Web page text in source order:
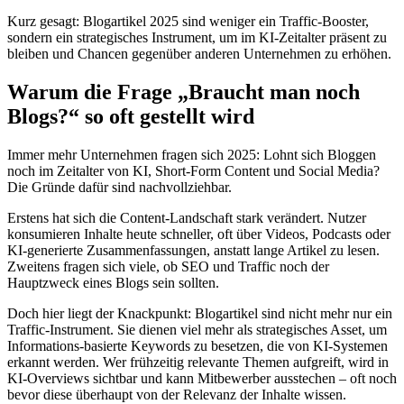
Kurz gesagt: Blogartikel 2025 sind weniger ein Traffic-Booster,
sondern ein strategisches Instrument, um im KI-Zeitalter präsent zu
bleiben und Chancen gegenüber anderen Unternehmen zu erhöhen.
Warum die Frage „Braucht man noch
Blogs?“ so oft gestellt wird
Immer mehr Unternehmen fragen sich 2025: Lohnt sich Bloggen
noch im Zeitalter von KI, Short-Form Content und Social Media?
Die Gründe dafür sind nachvollziehbar.
Erstens hat sich die Content-Landschaft stark verändert. Nutzer
konsumieren Inhalte heute schneller, oft über Videos, Podcasts oder
KI-generierte Zusammenfassungen, anstatt lange Artikel zu lesen.
Zweitens fragen sich viele, ob SEO und Traffic noch der
Hauptzweck eines Blogs sein sollten.
Doch hier liegt der Knackpunkt: Blogartikel sind nicht mehr nur ein
Traffic-Instrument. Sie dienen viel mehr als strategisches Asset, um
Informations-basierte Keywords zu besetzen, die von KI-Systemen
erkannt werden. Wer frühzeitig relevante Themen aufgreift, wird in
KI-Overviews sichtbar und kann Mitbewerber ausstechen – oft noch
bevor diese überhaupt von der Relevanz der Inhalte wissen.